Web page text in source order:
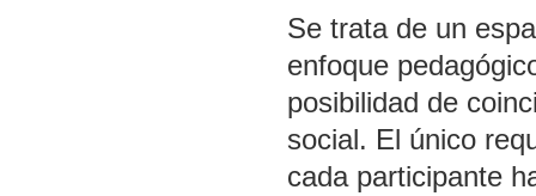
Se trata de un
enfoque
posibilidad de
social. El único
cada participante